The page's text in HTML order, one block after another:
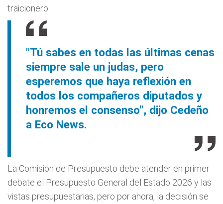
traicionero.
"Tú sabes en todas las últimas cenas
siempre sale un judas, pero
esperemos que haya reflexión en
todos los compañeros diputados y
honremos el consenso", dijo Cedeño
a Eco News.
La Comisión de Presupuesto debe atender en primer
debate el Presupuesto General del Estado 2026 y las
vistas presupuestarias, pero por ahora, la decisión se